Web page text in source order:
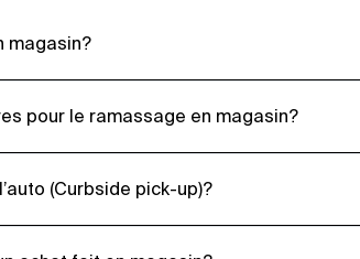
magasin?
pour le ramassage en magasin?
(Curbside pick-up)?